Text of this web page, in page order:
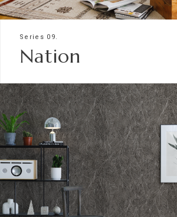
Series 09.
Nation